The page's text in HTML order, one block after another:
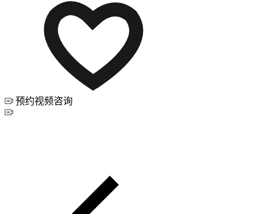
预约视频咨询